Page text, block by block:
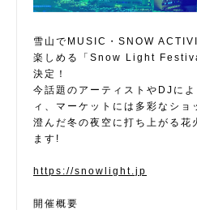
雪山でMUSIC・SNOW
楽しめる「Snow Light
決定！
今話題のアーティストやDJに
ィ、マーケットには多彩なショ
澄んだ冬の夜空に打ち上がる花
ます!
https://snowlight.jp
開催概要